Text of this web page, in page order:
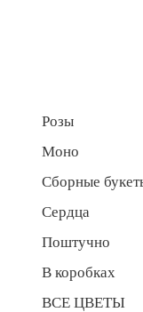
Розы
Моно
Сборные
Сердца
Поштучно
В коробках
ВСЕ ЦВЕТЫ